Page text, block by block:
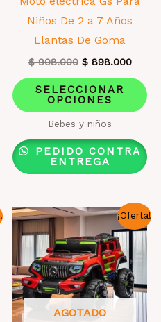
Este
múltiples
pueden
elegir
Niños De 2 a 7 Años
Llantas De Goma
$908.000 El
original
era:
$ 908.000.
$898.000El
actual
$
SELECCIONAR
OPCIONES
se
la
Bebes y niños
PEDIDO CONTRA
ENTREGA
¡Oferta!
AGOTADO